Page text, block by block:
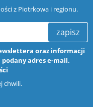
z Piotrkowa i regionu.
zapisz
oraz informacji
adres e-mail.
chwili.